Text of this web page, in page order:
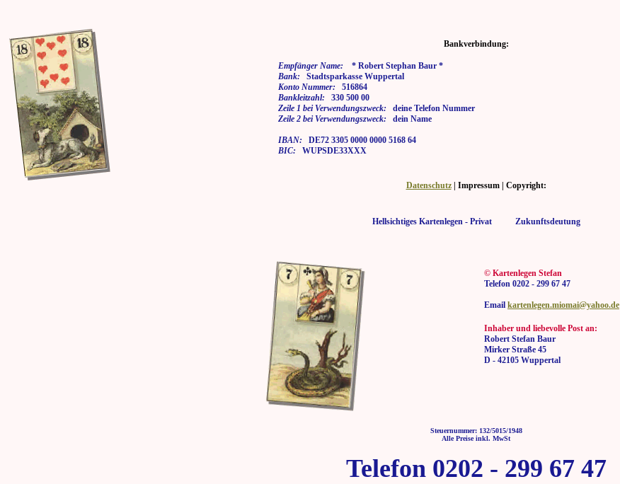
Bankverbindung:
Empfänger Name: * Robert Stephan Baur *
Bank: Stadtsparkasse Wuppertal
Konto Nummer: 516864
Bankleitzahl: 330 500 00
Zeile 1 bei Verwendungszweck: deine Telefon Nummer
Zeile 2 bei Verwendungszweck: dein Name
IBAN: DE72 3305 0000 0000 5168 64
BIC: WUPSDE33XXX
Datenschutz| Impressum | Copyright:
Hellsichtiges Kartenlegen - Privat Zukunftsdeutung
© Kartenlegen Stefan
Telefon 0202 - 299 67 47
Email kartenlegen.miomai@yahoo.de
Inhaber und liebevolle Post an:
Robert Stefan Baur
Mirker Straße 45
D - 42105 Wuppertal
Steuernummer: 132/5015/1948
Alle Preise inkl. MwSt
Telefon 0202 - 299 67 47